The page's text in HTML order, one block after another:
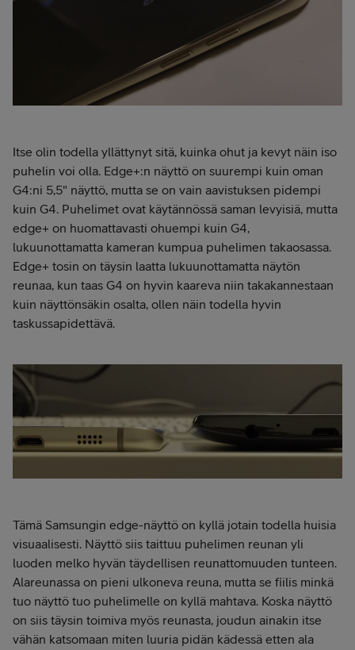
Itse olin todella yllättynyt sitä, kuinka ohut ja kevyt näin iso
puhelin voi olla. Edge+:n näyttö on suurempi kuin oman
G4:ni 5,5" näyttö, mutta se on vain aavistuksen pidempi
kuin G4. Puhelimet ovat käytännössä saman levyisiä, mutta
edge+ on huomattavasti ohuempi kuin G4,
lukuunottamatta kameran kumpua puhelimen takaosassa.
Edge+ tosin on täysin laatta lukuunottamatta näytön
reunaa, kun taas G4 on hyvin kaareva niin takakannestaan
kuin näyttönsäkin osalta, ollen näin todella hyvin
taskussapidettävä.
Tämä Samsungin edge-näyttö on kyllä jotain todella huisia
visuaalisesti. Näyttö siis taittuu puhelimen reunan yli
luoden melko hyvän täydellisen reunattomuuden tunteen.
Alareunassa on pieni ulkoneva reuna, mutta se fiilis minkä
tuo näyttö tuo puhelimelle on kyllä mahtava. Koska näyttö
on siis täysin toimiva myös reunasta, joudun ainakin itse
vähän katsomaan miten luuria pidän kädessä etten ala